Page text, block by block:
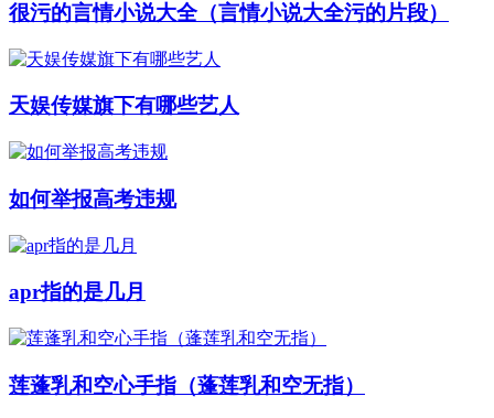
很污的言情小说大全（言情小说大全污的片段）
天娱传媒旗下有哪些艺人
如何举报高考违规
apr指的是几月
莲蓬乳和空心手指（蓬莲乳和空无指）